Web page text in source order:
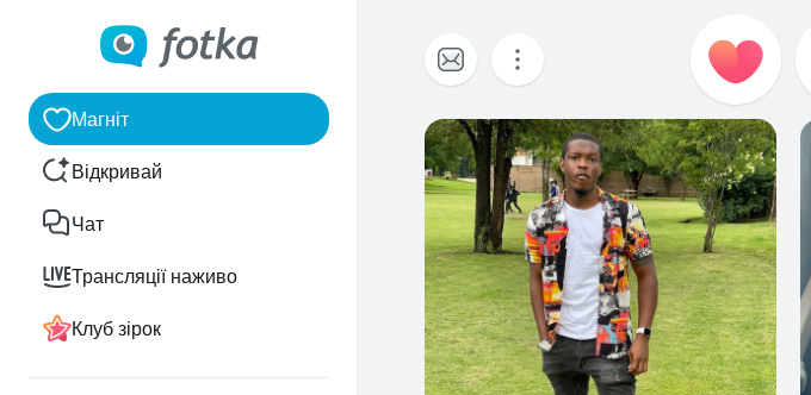
Магніт
Відкривай
Чат
Трансляції наживо
Клуб зірок
0 0